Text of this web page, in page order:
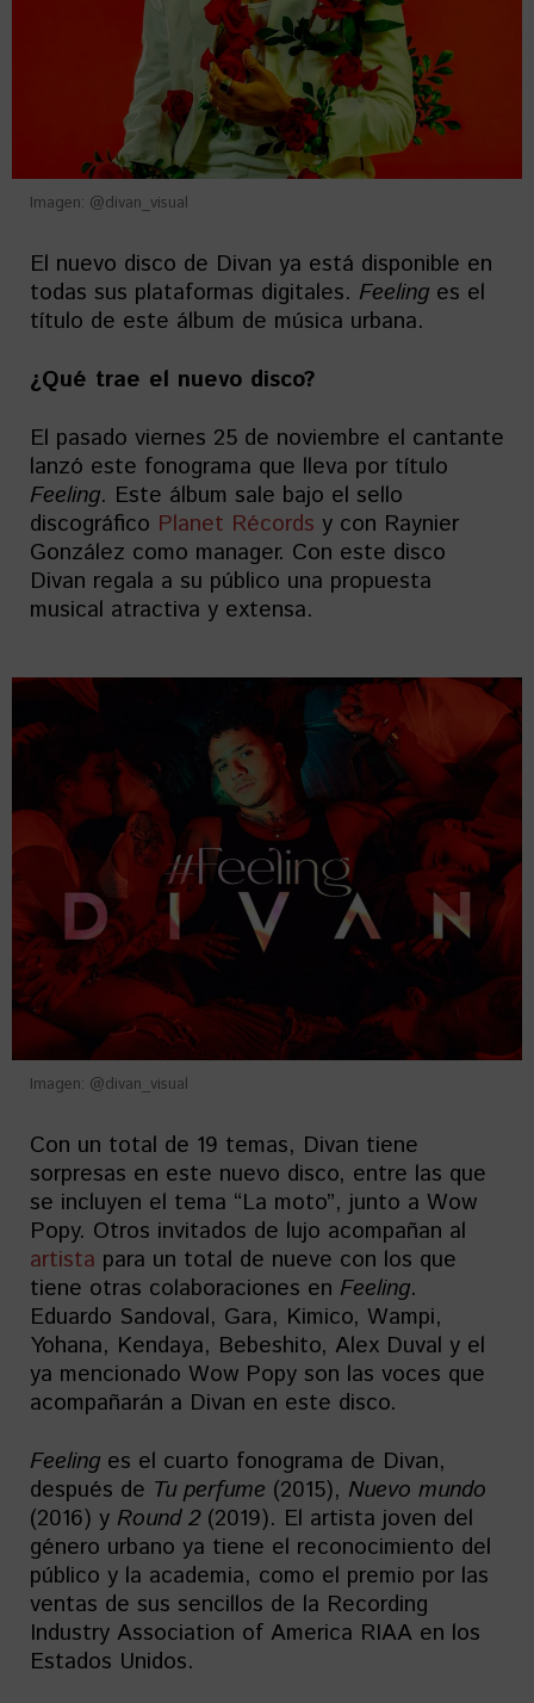
Imagen: @divan_visual
El nuevo disco de Divan ya está disponible en
todas sus plataformas digitales. Feeling es el
título de este álbum de música urbana.
¿Qué trae el nuevo disco?
El pasado viernes 25 de noviembre el cantante
lanzó este fonograma que lleva por título
Feeling. Este álbum sale bajo el sello
discográfico Planet Récords y con Raynier
González como manager. Con este disco
Divan regala a su público una propuesta
musical atractiva y extensa.
Imagen: @divan_visual
Con un total de 19 temas, Divan tiene
sorpresas en este nuevo disco, entre las que
se incluyen el tema “La moto”, junto a Wow
Popy. Otros invitados de lujo acompañan al
artista para un total de nueve con los que
tiene otras colaboraciones en Feeling.
Eduardo Sandoval, Gara, Kimico, Wampi,
Yohana, Kendaya, Bebeshito, Alex Duval y el
ya mencionado Wow Popy son las voces que
acompañarán a Divan en este disco.
Feeling es el cuarto fonograma de Divan,
después de Tu perfume (2015), Nuevo mundo
(2016) y Round 2(2019). El artista joven del
género urbano ya tiene el reconocimiento del
público y la academia, como el premio por las
ventas de sus sencillos de la Recording
Industry Association of America RIAA en los
Estados Unidos.